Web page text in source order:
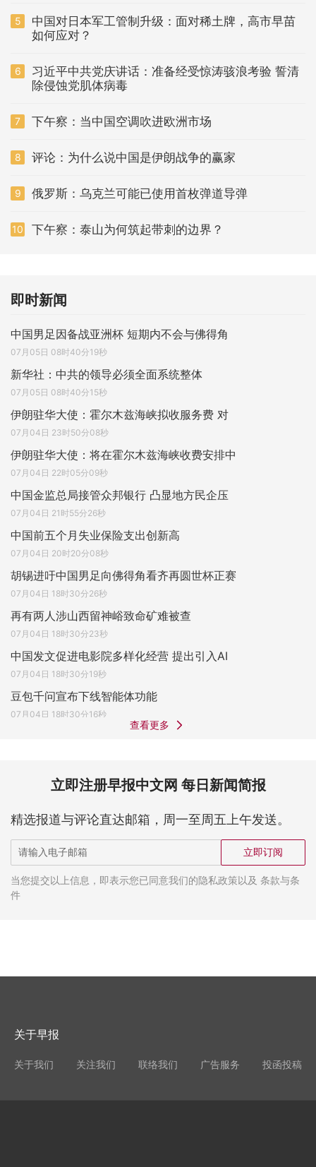
5
中国对日本军工管制升级：面对稀土牌，高市早苗
如何应对？
6
习近平中共党庆讲话：准备经受惊涛骇浪考验 誓清
除侵蚀党肌体病毒
7 下午察：当中国空调吹进欧洲市场
8 评论：为什么说中国是伊朗战争的赢家
9 俄罗斯：乌克兰可能已使用首枚弹道导弹
10 下午察：泰山为何筑起带刺的边界？
即时新闻
中国男足因备战亚洲杯 短期内不会与佛得角
07月05日 08时40分19秒
新华社：中共的领导必须全面系统整体
07月05日 08时40分15秒
伊朗驻华大使：霍尔木兹海峡拟收服务费 对
07月04日 23时50分08秒
伊朗驻华大使：将在霍尔木兹海峡收费安排中
07月04日 22时05分09秒
中国金监总局接管众邦银行 凸显地方民企压
07月04日 21时55分26秒
中国前五个月失业保险支出创新高
07月04日 20时20分08秒
胡锡进吁中国男足向佛得角看齐再圆世杯正赛
07月04日 18时30分26秒
再有两人涉山西留神峪致命矿难被查
07月04日 18时30分23秒
中国发文促进电影院多样化经营 提出引入AI
07月04日 18时30分19秒
豆包千问宣布下线智能体功能
07月04日 18时30分16秒
查看更多
立即注册早报中文网 每日新闻简报
精选报道与评论直达邮箱，周一至周五上午发送。
立即订阅
当您提交以上信息，即表示您已同意我们的隐私政策以及 条款与条
件
关于早报
关于我们 关注我们 联络我们 广告服务 投函投稿